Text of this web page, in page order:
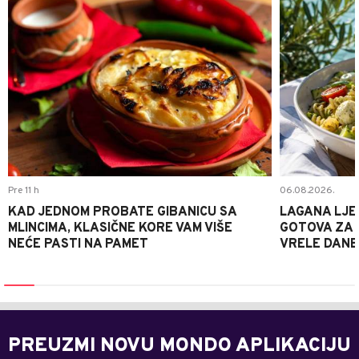
Pre 11 h
KAD JEDNOM PROBATE GIBANICU SA
MLINCIMA, KLASIČNE KORE VAM VIŠE
NEĆE PASTI NA PAMET
06.08.2026.
LAGANA
GOTOVA ZA
VRELE DANE
PREUZMI NOVU MONDO APLIKACIJU